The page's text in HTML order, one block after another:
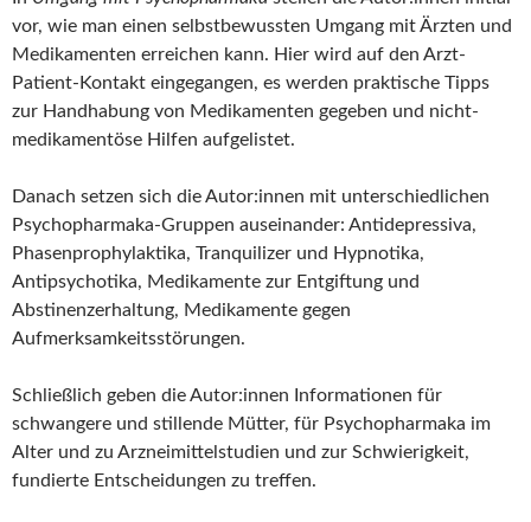
vor, wie man einen selbstbewussten Umgang mit Ärzten und
Medikamenten erreichen kann. Hier wird auf den Arzt-
Patient-Kontakt eingegangen, es werden praktische Tipps
zur Handhabung von Medikamenten gegeben und nicht-
medikamentöse Hilfen aufgelistet.
Danach setzen sich die Autor:innen mit unterschiedlichen
Psychopharmaka-Gruppen auseinander: Antidepressiva,
Phasenprophylaktika, Tranquilizer und Hypnotika,
Antipsychotika, Medikamente zur Entgiftung und
Abstinenzerhaltung, Medikamente gegen
Aufmerksamkeitsstörungen.
Schließlich geben die Autor:innen Informationen für
schwangere und stillende Mütter, für Psychopharmaka im
Alter und zu Arzneimittelstudien und zur Schwierigkeit,
fundierte Entscheidungen zu treffen.